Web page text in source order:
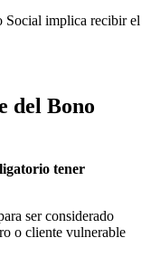
Social implica recibir el
del Bono
tener
ser considerado
o cliente vulnerable